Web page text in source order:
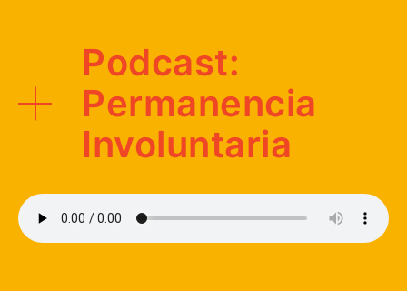
Podcast:
Permanencia
Involuntaria